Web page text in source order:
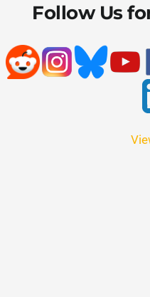
Follow Us